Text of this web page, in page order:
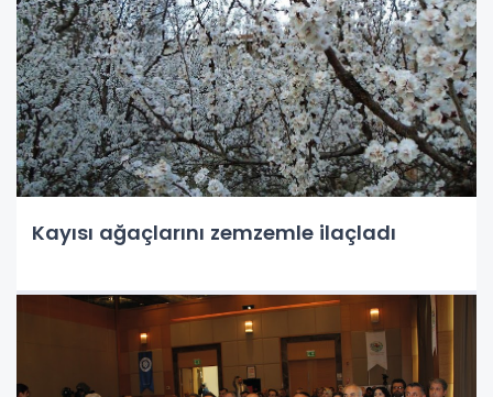
Kayısı ağaçlarını zemzemle ilaçladı